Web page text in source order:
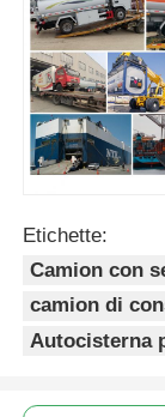
Etichette:
Camion con
camion di
Autocisterna